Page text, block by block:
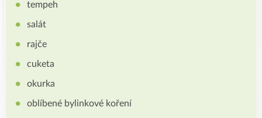
tempeh
salát
rajče
cuketa
okurka
oblíbené bylinkové koření